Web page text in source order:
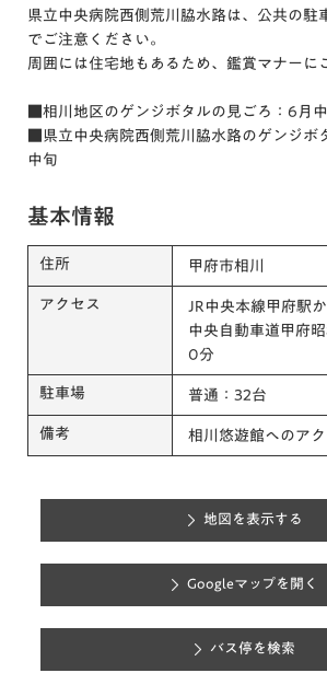
県立中央病院西側荒川脇水路は、公共の駐
でご注意ください。
周囲には住宅地もあるため、鑑賞マナーに
■相川地区のゲンジボタルの見ごろ：6月
■県立中央病院西側荒川脇水路のゲンジボ
中旬
基本情報
住所 甲府市相川
アクセス
JR中央本線甲府駅
中央自動車道甲府
0分
駐車場 普通：32台
備考 相川悠遊館へのアク
地図を表示する
Googleマップを開く
バス停を検索